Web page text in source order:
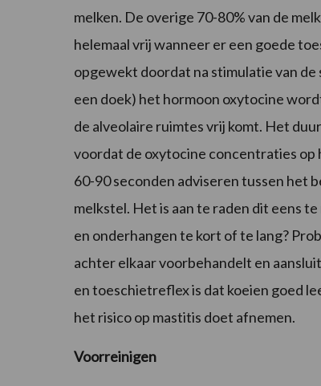
melken. De overige 70-80% van de
helemaal vrij wanneer er een goede
opgewekt doordat na stimulatie van
een doek) het hormoon oxytocine
de alveolaire ruimtes vrij komt. Het
voordat de oxytocine concentraties op
60-90 seconden adviseren tussen het
melkstel. Het is aan te raden dit eens
en onderhangen te kort of te lang?
achter elkaar voorbehandelt en
en toeschietreflex is dat koeien goed
het risico op mastitis doet afnemen.
Voorreinigen